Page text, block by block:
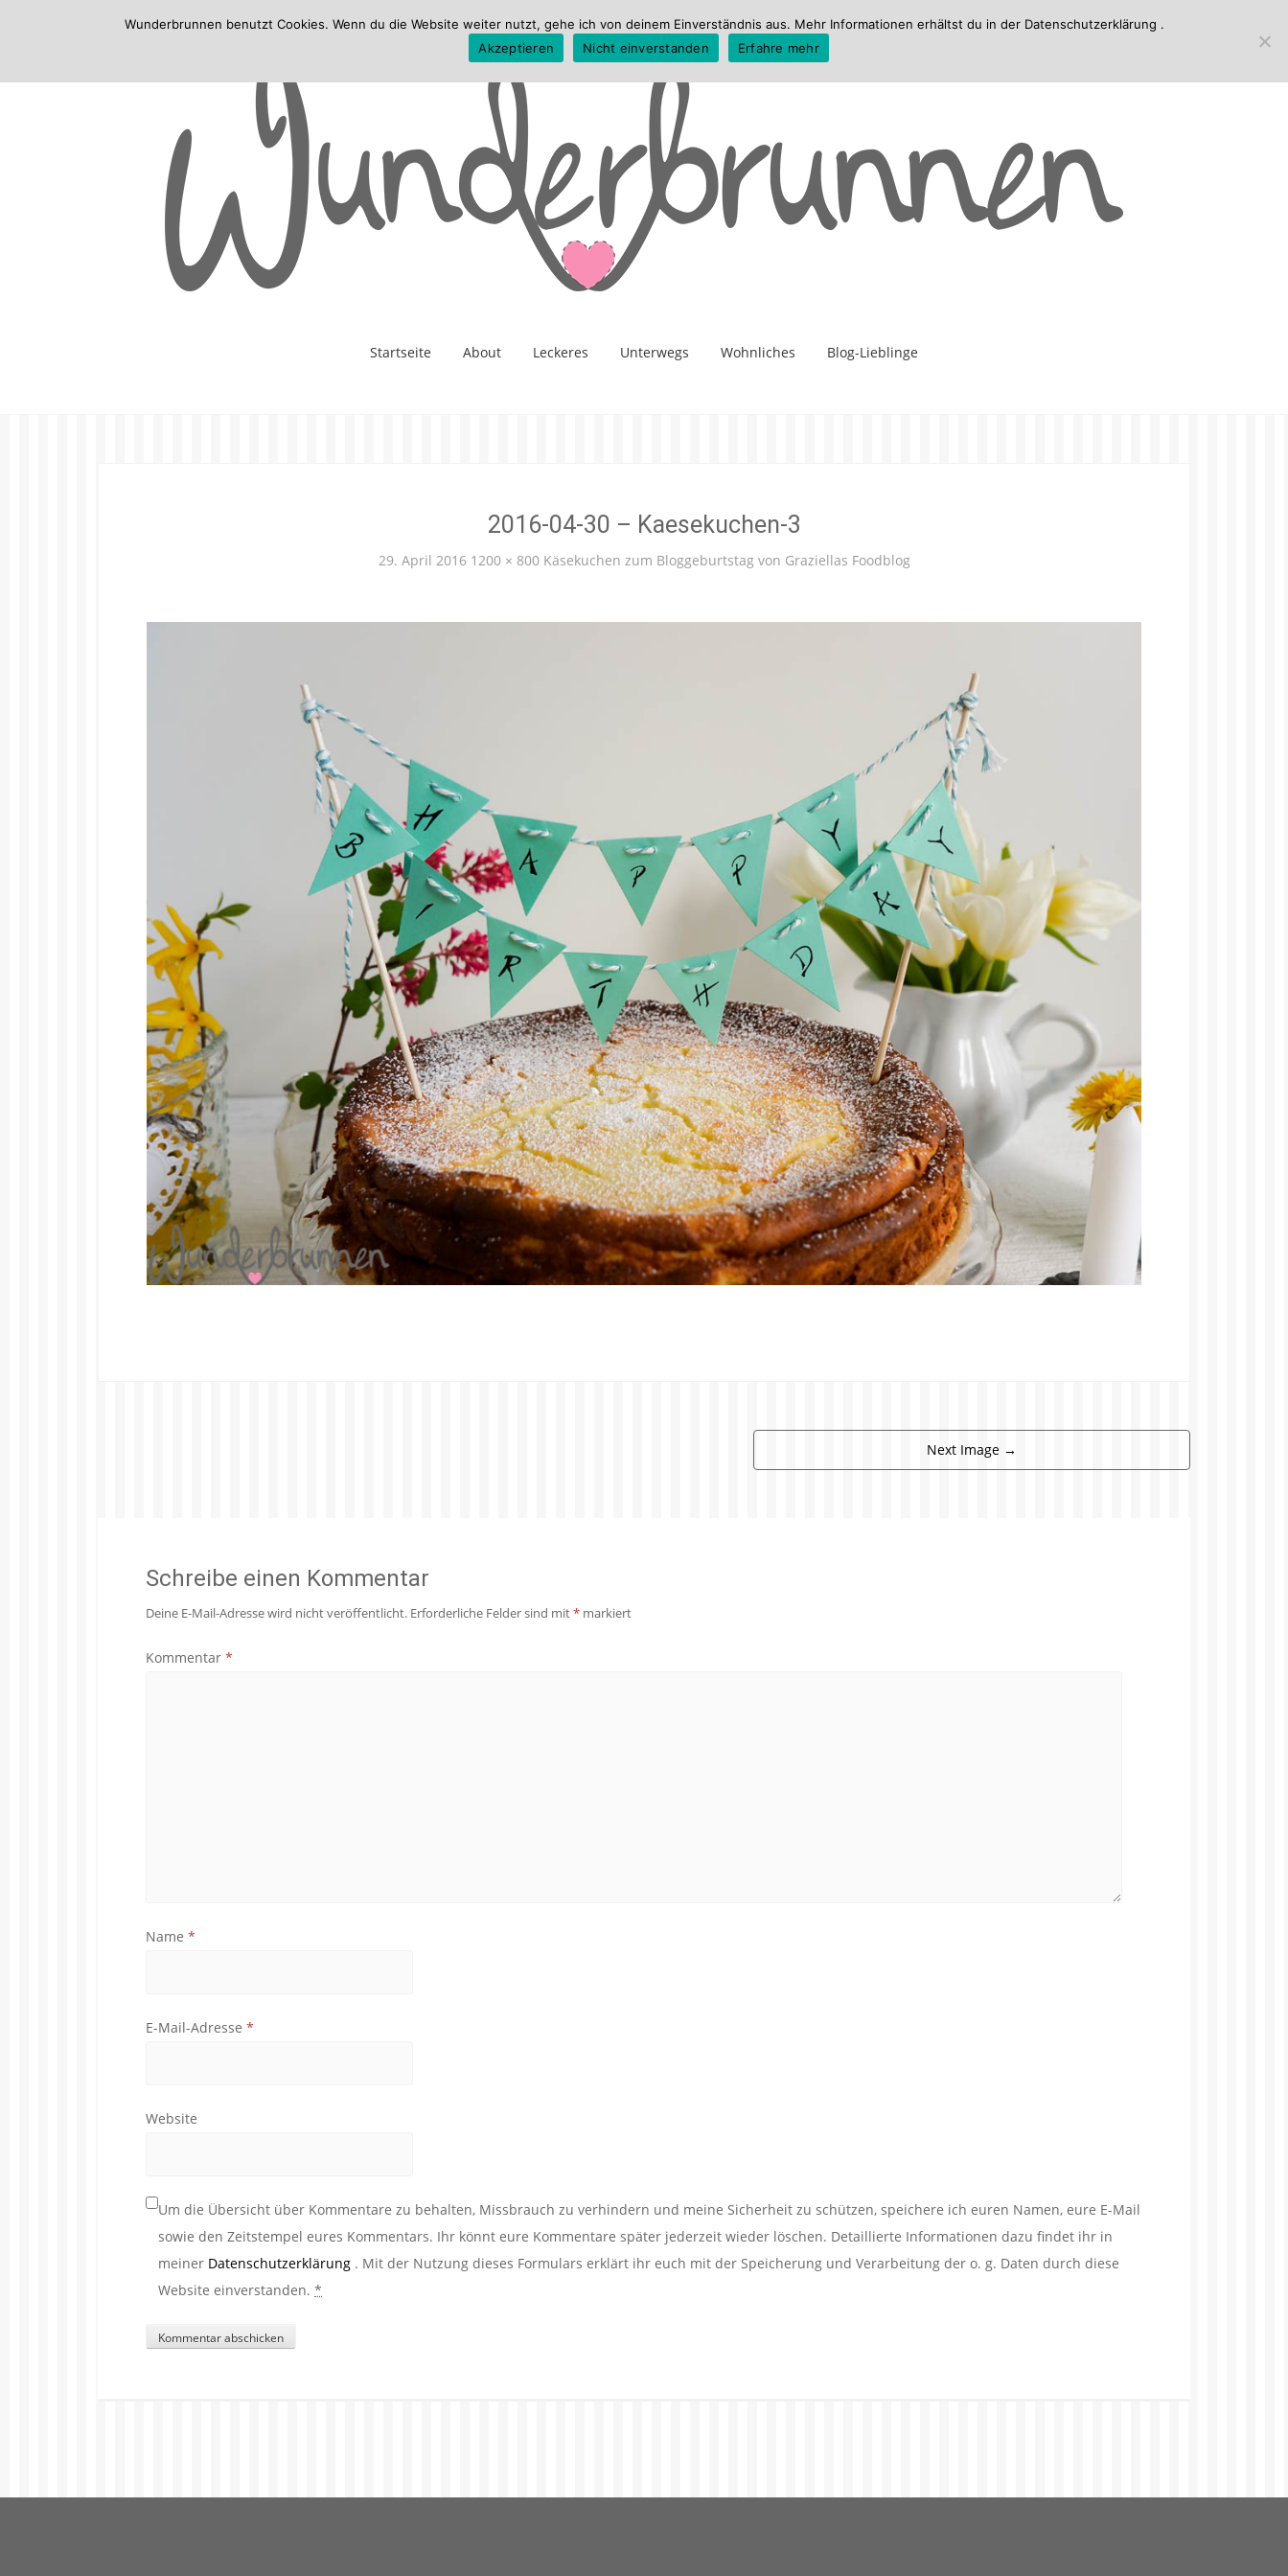
Startseite About Leckeres Unterwegs Wohnliches Blog-Lieblinge
2016-04-30 – Kaesekuchen-3
29. April 2016 1200 × 800 Käsekuchen zum Bloggeburtstag von Graziellas Foodblog
Next Image →
Schreibe einen Kommentar
Deine E-Mail-Adresse wird nicht veröffentlicht. Erforderliche Felder sind mit* markiert
Kommentar *
Name *
E-Mail-Adresse *
Website
Um die Übersicht über Kommentare zu behalten, Missbrauch zu verhindern und meine Sicherheit zu schützen, speichere ich euren Namen, eure E-Mail
sowie den Zeitstempel eures Kommentars. Ihr könnt eure Kommentare später jederzeit wieder löschen. Detaillierte Informationen dazu findet ihr in
meiner Datenschutzerklärung . Mit der Nutzung dieses Formulars erklärt ihr euch mit der Speicherung und Verarbeitung der o. g. Daten durch diese
Website einverstanden. *
Wunderbrunnen benutzt Cookies. Wenn du die Website weiter nutzt, gehe ich von deinem Einverständnis aus. Mehr Informationen erhältst du in der Datenschutzerklärung .
Akzeptieren
Nicht einverstanden Erfahre mehr